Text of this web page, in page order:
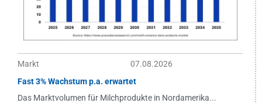
Markt
07.08.2026
Fast 3% Wachstum p.a. erwartet
Das Marktvolumen für Milchprodukte in Nordamerika...